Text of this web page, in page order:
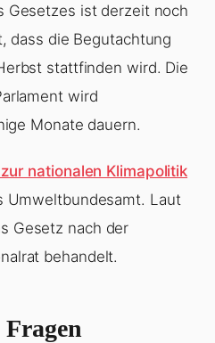
Gesetzes ist derzeit noch
dass die Begutachtung
stattfinden wird. Die
wird
Monate dauern.
nationalen Klimapolitik
Umweltbundesamt. Laut
Gesetz nach der
behandelt.